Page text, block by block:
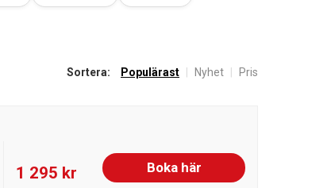
Sortera: Populärast | Nyhet | Pris
1 295 kr Boka här